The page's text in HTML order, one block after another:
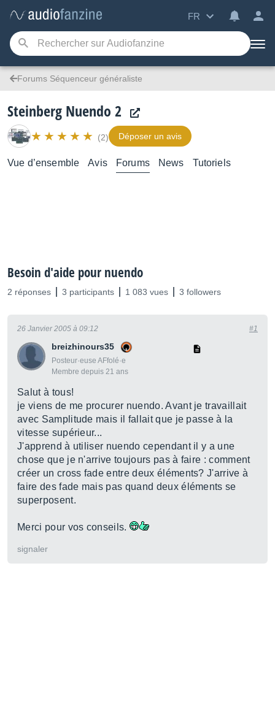
FR
Forums Séquenceur généraliste
Steinberg Nuendo 2
(2) Déposer un avis
Vue d’ensemble Avis Forums News Tutoriels
Besoin d'aide pour nuendo
2 réponses 3 participants 1 083 vues 3 followers
breizhinours35
Posteur·euse AFfolé·e
Membre depuis 21 ans
26 Janvier 2005 à 09:12 #1
Salut à tous!
je viens de me procurer nuendo. Avant je travaillait
avec Samplitude mais il fallait que je passe à la
vitesse supérieur...
J'apprend à utiliser nuendo cependant il y a une
chose que je n'arrive toujours pas à faire : comment
créer un cross fade entre deux éléments? J'arrive à
faire des fade mais pas quand deux éléments se
superposent.
Merci pour vos conseils.
signaler